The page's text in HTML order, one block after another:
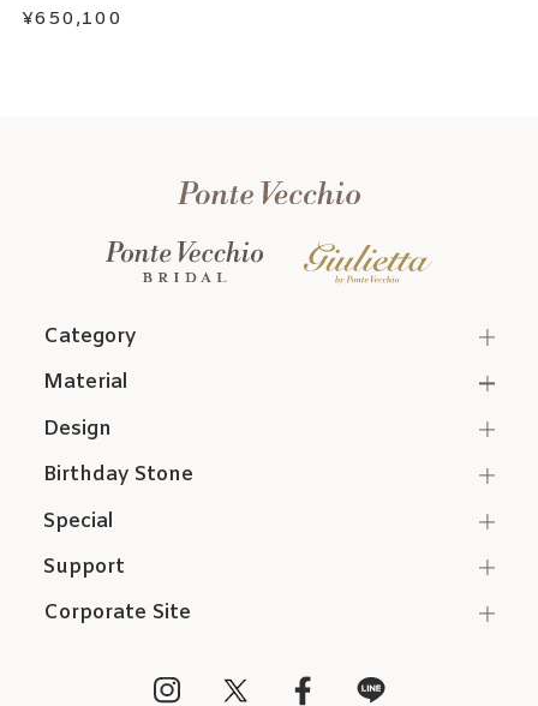
¥650,100
Category
Support
Corporate Site
Material
Design
Birthday Stone
Special